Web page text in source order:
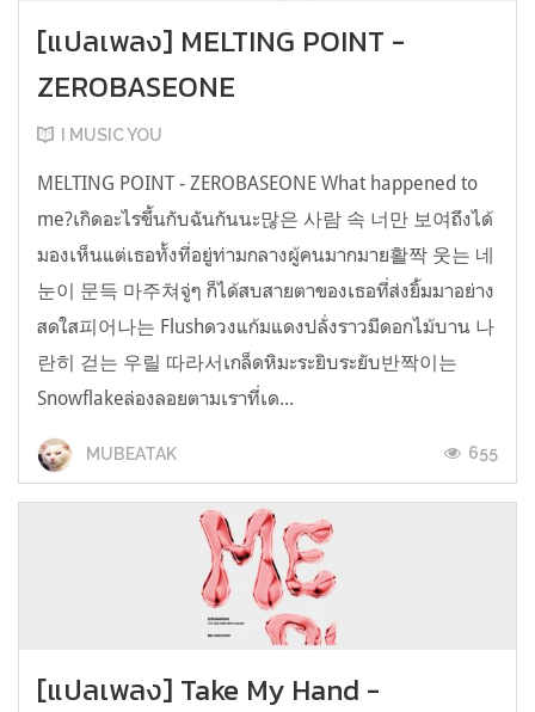
[แปลเพลง] MELTING POINT -
ZEROBASEONE
I MUSIC YOU
MELTING POINT - ZEROBASEONE What happened to
me?เกิดอะไรขึ้นกับฉันกันนะ많은 사람 속 너만 보여ถึงได้
มองเห็นแต่เธอทั้งที่อยู่ท่ามกลางผู้คนมากมาย활짝 웃는 네
눈이 문득 마주쳐จู่ๆ ก็ได้สบสายตาของเธอที่ส่งยิ้มมาอย่าง
สดใส피어나는 Flushดวงแก้มแดงปลั่งราวมีดอกไม้บาน 나
란히 걷는 우릴 따라서เกล็ดหิมะระยิบระยับ반짝이는
Snowflakeล่องลอยตามเราที่เด...
MUBEATAK 655
[แปลเพลง] Take My Hand -